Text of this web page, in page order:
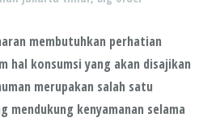
membutuhkan perhatian
hal konsumsi yang akan disajikan
merupakan salah satu
mendukung kenyamanan selama